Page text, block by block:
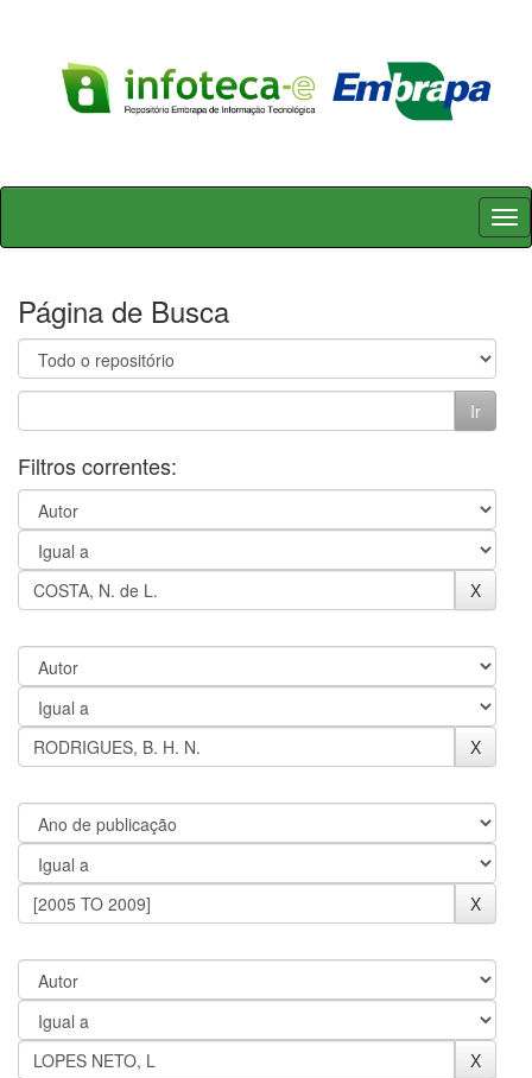
Skip
Página de Busca
Filtros correntes: